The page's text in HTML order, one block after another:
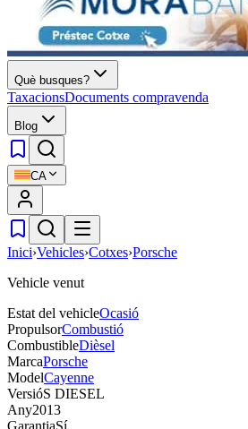
Què busques?
TaxacionsDocuments compravenda
Blog
CA
Inici›Vehicles›Cotxes›Porsche
Vehicle venut
Estat del vehicleOcasió
PropulsorCombustió
CombustibleDièsel
MarcaPorsche
ModelCayenne
VersióS DIESEL
Any2013
GarantiaSí